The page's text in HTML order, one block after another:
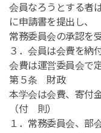
会員なろうとする者
に申請書を提出し、
常務委員会の承認を
３．会員は会費を納
会費は運営委員会で
第５条 財政
本学会は会費、寄付
（付 則）
１．常務委員会、部